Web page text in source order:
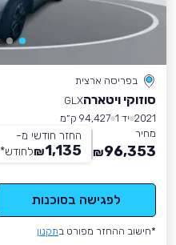
בפריסה ארצית
סוזוקי ויטארהGLX
2021 יד 1
94,427 ק״מ
מחיר
96,353
₪
החזר חודשי מ-
1,135
₪לחודש*
לפגישה בסוכנות
*חישוב ההחזר מפורט בתקנון